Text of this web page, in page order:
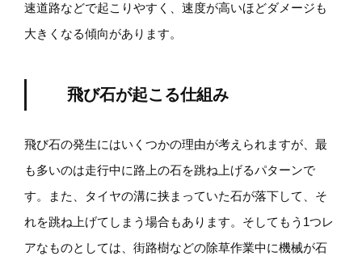
速道路などで起こりやすく、速度が高いほどダメージも
大きくなる傾向があります。
飛び石が起こる仕組み
飛び石の発生にはいくつかの理由が考えられますが、最
も多いのは走行中に路上の石を跳ね上げるパターンで
す。また、タイヤの溝に挟まっていた石が落下して、そ
れを跳ね上げてしまう場合もあります。そしてもう1つレ
アなものとしては、街路樹などの除草作業中に機械が石